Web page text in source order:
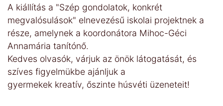
A kiállítás a "Szép gondolatok, konkrét
megvalósulások" elnevezésű iskolai projektnek a
része, amelynek a koordonátora Mihoc-Géci
Annamária tanítónő.
Kedves olvasók, várjuk az önök látogatását, és
szíves figyelmükbe ajánljuk a
gyermekek kreatív, őszinte húsvéti üzeneteit!